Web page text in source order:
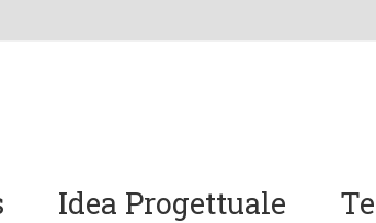
Idea Progettuale